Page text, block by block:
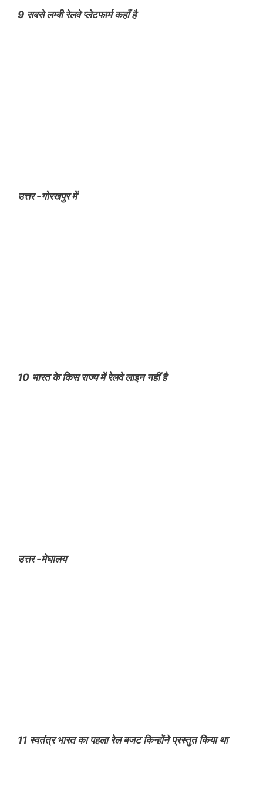
9 सबसे लम्बी रेलवे प्लेटफार्म कहाँ है
उत्तर -गोरखपुर में
10 भारत के किस राज्य में रेलवे लाइन नहीं है
उत्तर -मेघालय
11 स्वतंत्र भारत का पहला रेल बजट किन्होंने प्रस्तुत किया था